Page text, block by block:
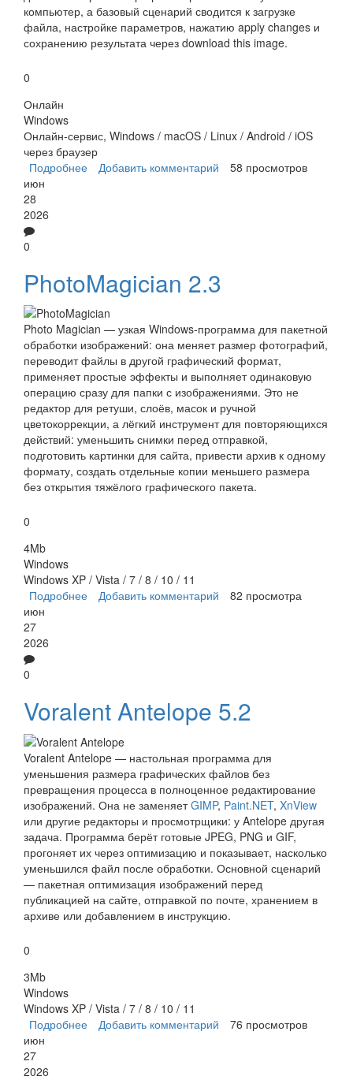
компьютер, а базовый сценарий сводится к загрузке
файла, настройке параметров, нажатию apply changes и
сохранению результата через download this image.
0
Онлайн
Windows
Онлайн-сервис, Windows / macOS / Linux / Android / iOS
через браузер
Подробнее о webresizer.com
Добавить комментарий
58 просмотров
июн
28
2026
0
PhotoMagician 2.3
Photo Magician — узкая Windows-программа для пакетной
обработки изображений: она меняет размер фотографий,
переводит файлы в другой графический формат,
применяет простые эффекты и выполняет одинаковую
операцию сразу для папки с изображениями. Это не
редактор для ретуши, слоёв, масок и ручной
цветокоррекции, а лёгкий инструмент для повторяющихся
действий: уменьшить снимки перед отправкой,
подготовить картинки для сайта, привести архив к одному
формату, создать отдельные копии меньшего размера
без открытия тяжёлого графического пакета.
0
4Mb
Windows
Windows XP / Vista / 7 / 8 / 10 / 11
Подробнее о PhotoMagician
Добавить комментарий
82 просмотра
июн
27
2026
0
Voralent Antelope 5.2
Voralent Antelope — настольная программа для
уменьшения размера графических файлов без
превращения процесса в полноценное редактирование
изображений. Она не заменяетGIMP, Paint.NET, XnView
или другие редакторы и просмотрщики: у Antelope другая
задача. Программа берёт готовые JPEG, PNG и GIF,
прогоняет их через оптимизацию и показывает, насколько
уменьшился файл после обработки. Основной сценарий
— пакетная оптимизация изображений перед
публикацией на сайте, отправкой по почте, хранением в
архиве или добавлением в инструкцию.
0
3Mb
Windows
Windows XP / Vista / 7 / 8 / 10 / 11
Подробнее о Voralent Antelope
Добавить комментарий
76 просмотров
июн
27
2026